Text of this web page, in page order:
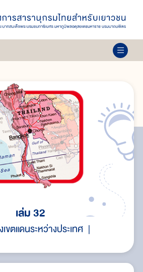
เล่ม 32
เขตแดนระหว่างประเทศ